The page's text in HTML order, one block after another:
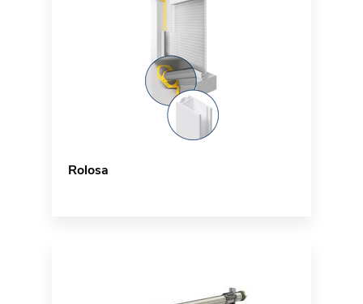
Rolosa